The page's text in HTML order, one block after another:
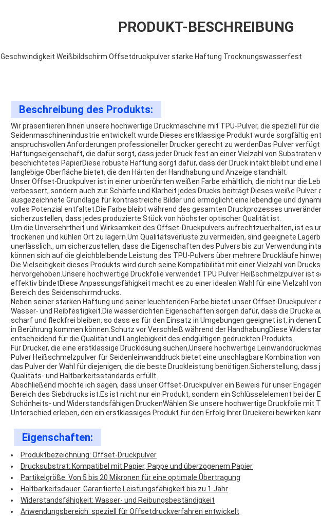
PRODUKT-BESCHREIBUNG
Geschwindigkeit Weißbildschirm Offsetdruckpulver starke Haftung Trocknungswasserfest
Beschreibung des Produkts:
Wir präsentieren Ihnen unsere hochwertige Druckmaschine mit TPU-Pulver, die speziell für die
Seidenmaschinenindustrie entwickelt wurde.Dieses erstklassige Produkt wurde sorgfältig
anspruchsvollen Anforderungen professioneller Drucker gerecht zu werdenDas Pulver
Haftungseigenschaft, die dafür sorgt, dass jeder Druck fest an einer Vielzahl von Substraten
beschichtetes PapierDiese robuste Haftung sorgt dafür, dass der Druck intakt bleibt und eine
langlebige Oberfläche bietet, die den Härten der Handhabung und Anzeige standhält.
Unser Offset-Druckpulver ist in einer unberührten weißen Farbe erhältlich, die nicht nur die
verbessert, sondern auch zur Schärfe und Klarheit jedes Drucks beiträgt.Dieses weiße Pulver
ausgezeichnete Grundlage für kontrastreiche Bilder und ermöglicht eine lebendige und
volles Potenzial entfaltet.Die Farbe bleibt während des gesamten Druckprozesses
sicherzustellen, dass jedes produzierte Stück von höchster optischer Qualität ist.
Um die Unversehrtheit und Wirksamkeit des Offset-Druckpulvers aufrechtzuerhalten, ist es
trockenen und kühlen Ort zu lagern.Um Qualitätsverluste zu vermeiden, sind geeignete
unerlässlich., um sicherzustellen, dass die Eigenschaften des Pulvers bis zur Verwendung
können sich auf die gleichbleibende Leistung des TPU-Pulvers über mehrere Druckläufe
Die Vielseitigkeit dieses Produkts wird durch seine Kompatibilität mit einer Vielzahl von
hervorgehoben.Unsere hochwertige Druckfolie verwendet TPU Pulver Heißschmelzpulver ist
effektiv bindetDiese Anpassungsfähigkeit macht es zu einer idealen Wahl für eine Vielzahl
Bereich des Seidenschirmdrucks.
Neben seiner starken Haftung und seiner leuchtenden Farbe bietet unser Offset-Druckpulver
Wasser- und Reibfestigkeit.Die wasserdichten Eigenschaften sorgen dafür, dass die Drucke
scharf und fleckfrei bleiben, so dass es für den Einsatz in Umgebungen geeignet ist, in denen
in Berührung kommen können.Schutz vor Verschleiß während der HandhabungDiese
entscheidend für die Qualität und Langlebigkeit des endgültigen gedruckten Produkts.
Für Drucker, die eine erstklassige Drucklösung suchen,Unsere hochwertige
Pulver Heißschmelzpulver für Seidenleinwanddruck bietet eine unschlagbare Kombination
das Pulver der Wahl für diejenigen, die die beste Druckleistung benötigen.Sicherstellung, dass
Qualitäts- und Haltbarkeitsstandards erfüllt.
Abschließend möchte ich sagen, dass unser Offset-Druckpulver ein Beweis für unser
Bereich des Siebdrucks ist.Es ist nicht nur ein Produkt, sondern ein Schlüsselelement bei der
Schönheits- und Widerstandsfähigen DruckenWählen Sie unsere hochwertige Druckfolie mit
Unterschied erleben, den ein erstklassiges Produkt für den Erfolg Ihrer Druckerei bewirken
Eigenschaften:
Produktbezeichnung: Offset-Druckpulver
Drucksubstrat: Kompatibel mit Papier, Pappe und überzogenem Papier
Partikelgröße: Von 5 bis 20 Mikronen für eine optimale Übertragung
Haltbarkeitsdauer: Garantierte Leistungsfähigkeit bis zu 1 Jahr
Widerstandsfähigkeit: Wasser- und Reibungsbeständigkeit
Anwendungsbereich: speziell für Offsetdruckverfahren entwickelt